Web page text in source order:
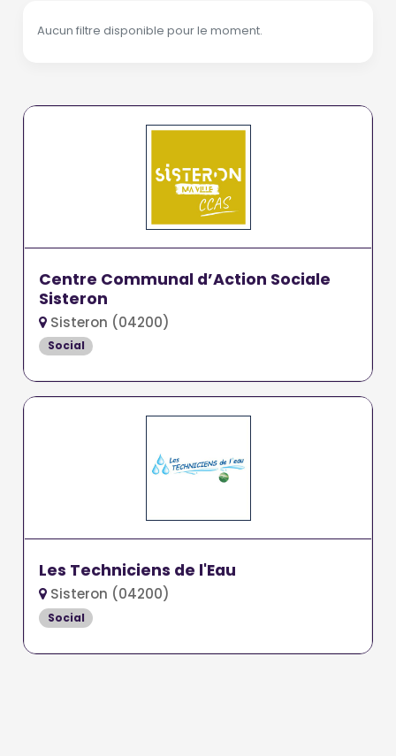
Aucun filtre disponible pour le moment.
Centre Communal d’Action Sociale
Sisteron
Sisteron (04200)
Social
Les Techniciens de l'Eau
Sisteron (04200)
Social